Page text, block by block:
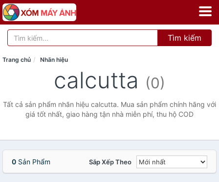
Tìm kiếm
Trang chủ Nhãn hiệu
calcutta (0)
Tất cả sản phẩm nhãn hiệu calcutta. Mua sản phẩm chính hãng với
giá tốt nhất, giao hàng tận nhà miễn phí, thu hộ COD
0 Sản Phẩm Sắp Xếp Theo